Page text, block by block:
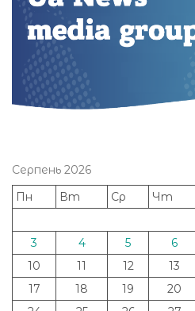
Серпень 2026
Пн
Вт Ср Чт
3
4 5 6
10
11 12 13
17
18 19 20